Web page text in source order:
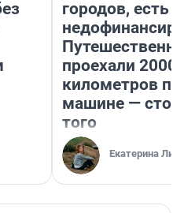
городов, есть
проехали 2000
километров по
машине —
того
Екатерина